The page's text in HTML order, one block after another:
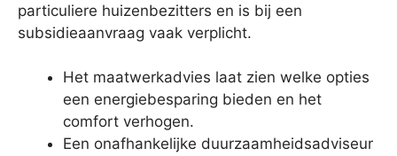
particuliere huizenbezitters en is bij een
subsidieaanvraag vaak verplicht.
Het maatwerkadvies laat zien welke opties
een energiebesparing bieden en het
comfort verhogen.
Een onafhankelijke duurzaamheidsadviseur